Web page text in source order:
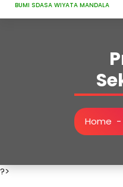
BUMI SDASA WIYATA MANDALA
Home -
?>